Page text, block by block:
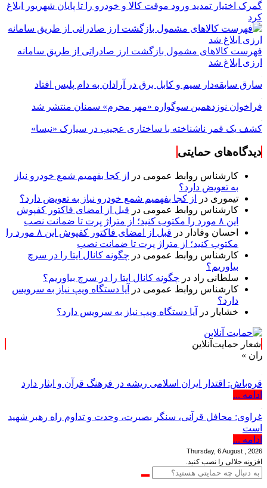
گمرک اختیار تمدید ورود موقت کالا و خودرو را تا پایان شهریور ابلاغ
کرد
فهرست کالاهای مشمول بازگشت ارز صادراتی از طریق سامانه
ارزی ابلاغ شد
سارق سابقه‌دار سیم و کابل برق در آرادان به دام پلیس افتاد
فراخوان نوزدهمین سوگواره «مهر محرم» سمنان منتشر شد
کشف یک قمر ناشناخته با ساختاری عجیب در سیارک «نیسا»
دیدگاه‌های حمایتی
کارشناس روابط عمومی در
از کجا بفهمیم شمع خودرو نیاز
به تعویض دارد؟
تیموری در
از کجا بفهمیم شمع خودرو نیاز به تعویض دارد؟
کارشناس روابط عمومی در قبل از امضای فاکتور کفپوش
این ۸ مورد را مکتوب کنید؛ از متراژ پرت تا ضمانت نصب
احسان وفادار در
قبل از امضای فاکتور کفپوش این ۸ مورد را
مکتوب کنید؛ از متراژ پرت تا ضمانت نصب
کارشناس روابط عمومی در چگونه کانال ایتا را در سرچ
بیاوریم؟
سلطانی راد در چگونه کانال ایتا را در سرچ بیاوریم؟
کارشناس روابط عمومی در
آیا دستگاه ویپ نیاز به سرویس
دارد؟
خشایار در آیا دستگاه ویپ نیاز به سرویس دارد؟
شعار حمایت‌آنلاین
قره‌باش: اقتدار ایران اسلامی ریشه در فرهنگ قرآن و ایثار دارد
ادامه ...
غراوی: محافل قرآنی، سنگر بصیرت، وحدت و تداوم راه رهبر شهید
است
ادامه ...
Thursday, 6 August , 2026
افزونه جلالی را نصب کنید.